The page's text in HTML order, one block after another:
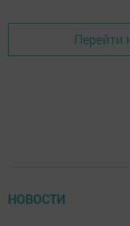
Перейти
НОВОСТИ